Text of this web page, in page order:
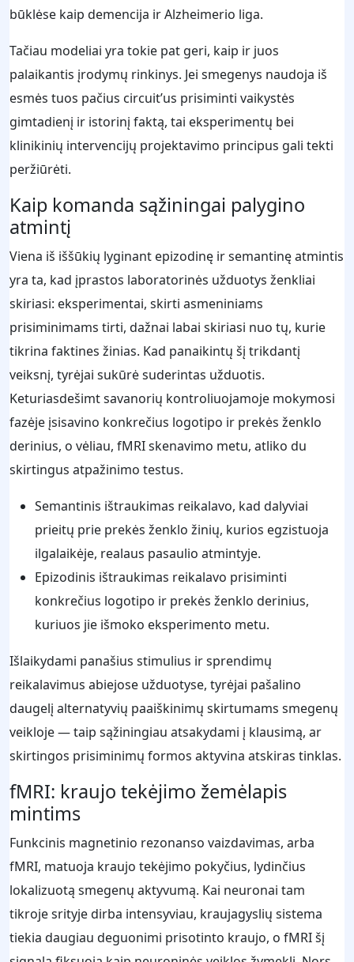
būklėse kaip demencija ir Alzheimerio liga.
Tačiau modeliai yra tokie pat geri, kaip ir juos
palaikantis įrodymų rinkinys. Jei smegenys naudoja iš
esmės tuos pačius circuit’us prisiminti vaikystės
gimtadienį ir istorinį faktą, tai eksperimentų bei
klinikinių intervencijų projektavimo principus gali tekti
peržiūrėti.
Kaip komanda sąžiningai palygino
atmintį
Viena iš iššūkių lyginant epizodinę ir semantinę atmintis
yra ta, kad įprastos laboratorinės užduotys ženkliai
skiriasi: eksperimentai, skirti asmeniniams
prisiminimams tirti, dažnai labai skiriasi nuo tų, kurie
tikrina faktines žinias. Kad panaikintų šį trikdantį
veiksnį, tyrėjai sukūrė suderintas užduotis.
Keturiasdešimt savanorių kontroliuojamoje mokymosi
fazėje įsisavino konkrečius logotipo ir prekės ženklo
derinius, o vėliau, fMRI skenavimo metu, atliko du
skirtingus atpažinimo testus.
Semantinis ištraukimas reikalavo, kad dalyviai
prieitų prie prekės ženklo žinių, kurios egzistuoja
ilgalaikėje, realaus pasaulio atmintyje.
Epizodinis ištraukimas reikalavo prisiminti
konkrečius logotipo ir prekės ženklo derinius,
kuriuos jie išmoko eksperimento metu.
Išlaikydami panašius stimulius ir sprendimų
reikalavimus abiejose užduotyse, tyrėjai pašalino
daugelį alternatyvių paaiškinimų skirtumams smegenų
veikloje — taip sąžiningiau atsakydami į klausimą, ar
skirtingos prisiminimų formos aktyvina atskiras tinklas.
fMRI: kraujo tekėjimo žemėlapis
mintims
Funkcinis magnetinio rezonanso vaizdavimas, arba
fMRI, matuoja kraujo tekėjimo pokyčius, lydinčius
lokalizuotą smegenų aktyvumą. Kai neuronai tam
tikroje srityje dirba intensyviau, kraujagyslių sistema
tiekia daugiau deguonimi prisotinto kraujo, o fMRI šį